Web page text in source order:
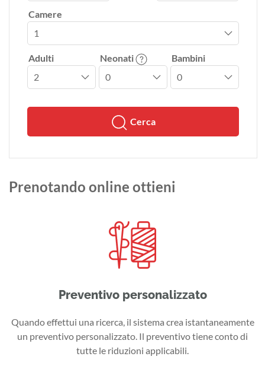
Camere
Adulti Neonati Bambini
Cerca
Prenotando online ottieni
Preventivo personalizzato
Quando effettui una ricerca, il sistema crea istantaneamente
un preventivo personalizzato. Il preventivo tiene conto di
tutte le riduzioni applicabili.